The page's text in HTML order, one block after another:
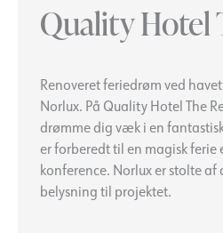
Quality Hotel
Renoveret feriedrøm ved
Norlux. På Quality Hotel The
drømme dig væk i en
er forberedt til en magisk
konference. Norlux er stolte af
belysning til projektet.